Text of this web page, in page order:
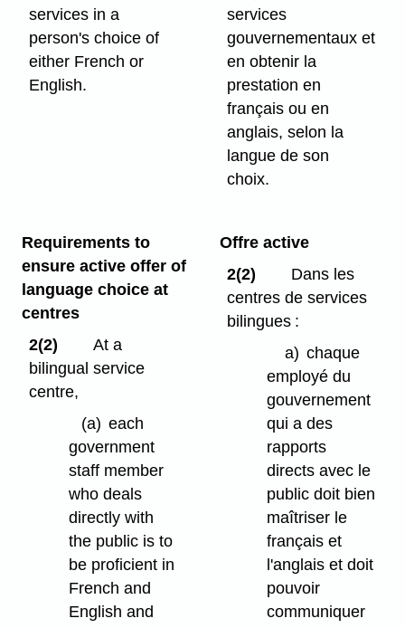
services in a
person's choice of
either French or
English.
services
gouvernementaux et
en obtenir la
prestation en
français ou en
anglais, selon la
langue de son
choix.
Requirements to
ensure active offer of
language choice at
centres
2(2)
At a
bilingual service
centre,
(a) each
government
staff member
who deals
directly with
the public is to
be proficient in
French and
English and
Offre active
2(2)
Dans les
centres de services
bilingues :
a) chaque
employé du
gouvernement
qui a des
rapports
directs avec le
public doit bien
maîtriser le
français et
l'anglais et doit
pouvoir
communiquer